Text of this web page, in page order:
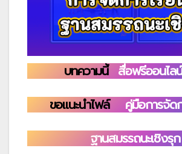
บทความนี้ สื่อฟรีออนไล
ขอแนะนำไฟล์
คู่มือการจัด
ฐานสมรรถนะเชิงรุก